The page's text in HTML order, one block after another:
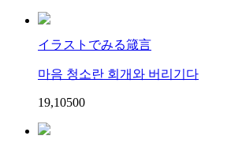
イラストでみる箴言
마음 청소란 회개와 버리기다
19,10500